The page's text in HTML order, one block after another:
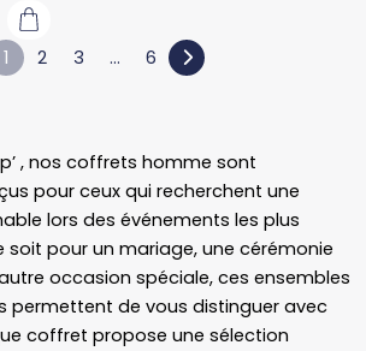
1 2 3 … 6
, nos coffrets homme sont
pour ceux qui recherchent une
lors des événements les plus
soit pour un mariage, une cérémonie
occasion spéciale, ces ensembles
permettent de vous distinguer avec
coffret propose une sélection